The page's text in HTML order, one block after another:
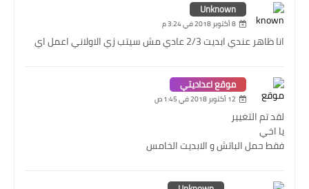
Unknown
8 أكتوبر 2018 في 3:24 م
انا ظاهر عندي ابديت 2/3 عادي مش سيتب زي الاولاني اعمل اي
موقع اعداديتي
12 أكتوبر 2018 في 1:45 ص
لقد تم التغيير
يا اخي
فقط حمل الباتش و الابديت الخامس